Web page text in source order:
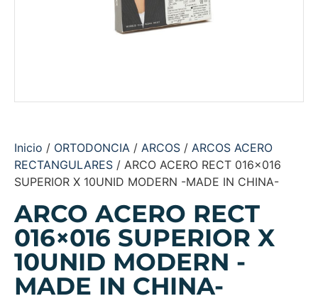
Inicio / ORTODONCIA / ARCOS / ARCOS ACERO
RECTANGULARES / ARCO ACERO RECT 016×016
SUPERIOR X 10UNID MODERN -MADE IN CHINA-
ARCO ACERO RECT
016×016 SUPERIOR X
10UNID MODERN -
MADE IN CHINA-